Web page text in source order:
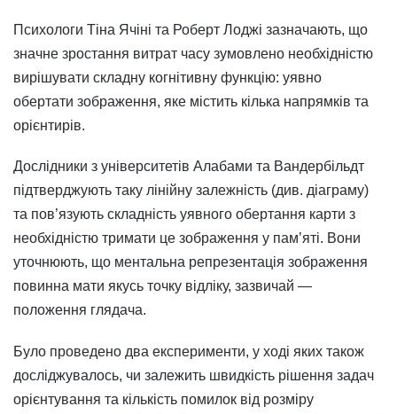
Психологи Тіна Ячіні та Роберт Лоджі зазначають, що
значне зростання витрат часу зумовлено необхідністю
вирішувати складну когнітивну функцію: уявно
обертати зображення, яке містить кілька напрямків та
орієнтирів.
Дослідники з університетів Алабами та Вандербільдт
підтверджують таку лінійну залежність (див. діаграму)
та пов’язують складність уявного обертання карти з
необхідністю тримати це зображення у пам’яті. Вони
уточнюють, що ментальна репрезентація зображення
повинна мати якусь точку відліку, зазвичай —
положення глядача.
Було проведено два експерименти, у ході яких також
досліджувалось, чи залежить швидкість рішення задач
орієнтування та кількість помилок від розміру